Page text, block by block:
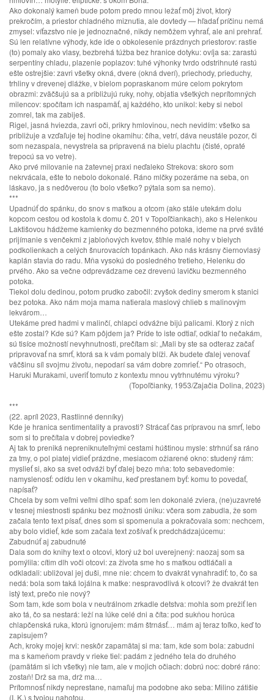
Ako dokonalý kameň bude potom predo mnou ležať môj život, ktorý
prekročím, a priestor chladného miznutia, ale dovtedy — hľadať príčinu nemá
zmysel: víťazstvo nie je jednoznačné, nikdy nemôžem vyhrať, ale ani prehrať.
Sú len relatívne výhody, kde ide o obkolesenie prázdnych priestorov: rastie
(to) pomaly ako vlasy, bezbrehá túžba bez hranice dotyku: ovíja sa: zarastú
serpentíny chladu, plazenie poplazov: tuhé výhonky tvrdo odstrihnuté rastú
ešte ostrejšie: zavri všetky okná, dvere (okná dverí), priechody, prieduchy,
trhliny v drevenej dlážke, v bielom popraskanom múre celom pokrytom
obrazmi: zväčšujú sa a približujú ruky, nohy, objatia všetkých neprítomných
milencov: spočítam ich naspamäť, aj každého, kto unikol: keby si nebol
zomrel, tak ma zabiješ.
Rigel, jasná hviezda, zavri oči, prikry hmlovinou, nech nevidím: všetko sa
približuje a vzďaľuje tej hodine okamihu: číha, vetrí, dáva neustále pozor, či
som nezaspala, nevystrela sa pripravená na bielu plachtu (čisté, opraté
trepocú sa vo vetre).
Ako prvé milovanie na žatevnej praxi neďaleko Strekova: skoro som
nekrvácala, ešte to nebolo dokonalé. Ráno mlčky pozeráme na seba, on
láskavo, ja s nedôverou (to bolo všetko? pýtala som sa nemo).
***
Upadnúť do spánku, do snov s matkou a otcom (ako stále utekám dolu
kopcom cestou od kostola k domu č. 201 v Topoľčiankach), ako s Helenkou
Laktišovou hádžeme kamienky do bezmenného potoka, ideme na prvé sväté
prijímanie s venčekmi z jabloňových kvetov, štíhle malé nohy v bielych
podkolienkach a celých šnurovacích topánkach. Ako nás krásny čiernovlasý
kaplán stavia do radu. Mňa vysokú do posledného tretieho, Helenku do
prvého. Ako sa večne odprevádzame cez drevenú lavičku bezmenného
potoka.
Tiekol dolu dedinou, potom prudko zabočil: zvyšok dediny smerom k stanici
bez potoka. Ako nám moja mama natierala maslový chlieb s malinovým
lekvárom…
Utekáme pred hadmi v malinčí, chlapci odvážne bijú palicami. Ktorý z nich
ešte zostal? Kde sú? Kam pôjdem ja? Príde to iste odtiaľ, odkiaľ to nečakám,
sú tisíce možností nevyhnutnosti, prečítam si: „Mali by ste sa odteraz začať
pripravovať na smrť, ktorá sa k vám pomaly blíži. Ak budete ďalej venovať
väčšinu síl svojmu životu, nepodarí sa vám dobre zomrieť.“ Po otrasoch,
Haruki Murakami, uveriť tomuto z kontextu mnou vytrhnutému výroku?
(Topoľčianky, 1953/Zajačia Dolina, 2023)
***
(22. apríl 2023, Rastlinné denníky)
Kde je hranica sentimentality a pravosti? Strácať čas prípravou na smrť, lebo
som si to prečítala v dobrej poviedke?
Aj tak to preniká nepreniknuteľnými cestami húštinou mysle: strhnúť sa ráno
za tmy, o pol piatej vidieť prázdne, mesiacom ožiarené okno: studený rám:
myslieť si, ako sa svet odváži byť ďalej bezo mňa: toto sebavedomie:
namyslenosť: odídu len v okamihu, keď prestanem byť: komu to povedať,
napísať?
Chcela by som veľmi veľmi dlho spať: som len dokonalé zviera, (ne)uzavreté
v tesnej miestnosti spánku bez možnosti úniku: včera som zabudla, že som
začala tento text písať, dnes som si spomenula a pokračovala som: nechcem,
aby bolo vidieť, kde som začala text zošívať k predchádzajúcemu:
Zabudnúť aj zabudnuté
Dala som do knihy text o otcovi, ktorý už bol uverejnený: naozaj som sa
pomýlila: cítim dlh voči otcovi: za života sme ho s matkou odtláčali a
odkladali: ubližoval jej duši, mne nie: chcem to dvakrát vynahradiť: to, čo sa
nedá: bola som taká lojálna k matke: nespravodlivá k otcovi? že dvakrát ten
istý text, prečo nie nový?
Som tam, kde som bola v neutrálnom zrkadle detstva: mohla som prežiť len
ako tá, čo sa nestará: leží na lúke celé dni a číta: pod sukňou horúca
chlapčenská ruka, ktorú ignorujem: mám štrnásť… mám aj teraz toľko, keď to
zapisujem?
Ach, kroky mojej krvi: neskôr zapamätaj si ma: tam, kde som bola: zabudni
ma s kameňom pravdy v rieke tiel: padám z jedného tela do druhého
(pamätám si ich všetky) nie tam, ale v mojich očiach: dobrú noc: dobré ráno:
zostaň! Drž sa ma, drž ma…
Prítomnosť nikdy neprestane, namaľuj ma podobne ako seba: Milino zátišie
(I. K.) s tvojou nahotou.